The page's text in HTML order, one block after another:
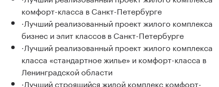
комфорт-класса в Санкт-Петербурге
·Лучший реализованный проект жилого комплекса
бизнес и элит классов в Санкт-Петербурге
·Лучший реализованный проект жилого комплекса
класса «стандартное жилье» и комфорт-класса в
Ленинградской области
·Лучший строящийся жилой комплекс комфорт-